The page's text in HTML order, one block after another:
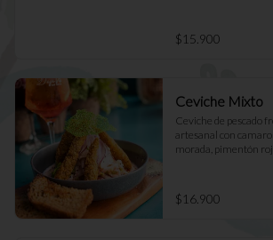
$15.900
Ceviche Mixto
Ceviche de pescado
artesanal con
morada, pimentón
$16.900